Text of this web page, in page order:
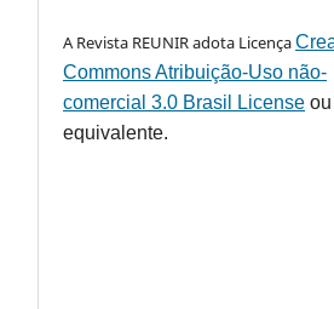
A Revista REUNIR adota Licença
Commons Atribuição-Uso não-
comercial 3.0 Brasil License
equivalente.